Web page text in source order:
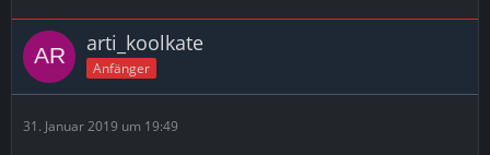
arti_koolkate
Anfänger
31. Januar 2019 um 19:49